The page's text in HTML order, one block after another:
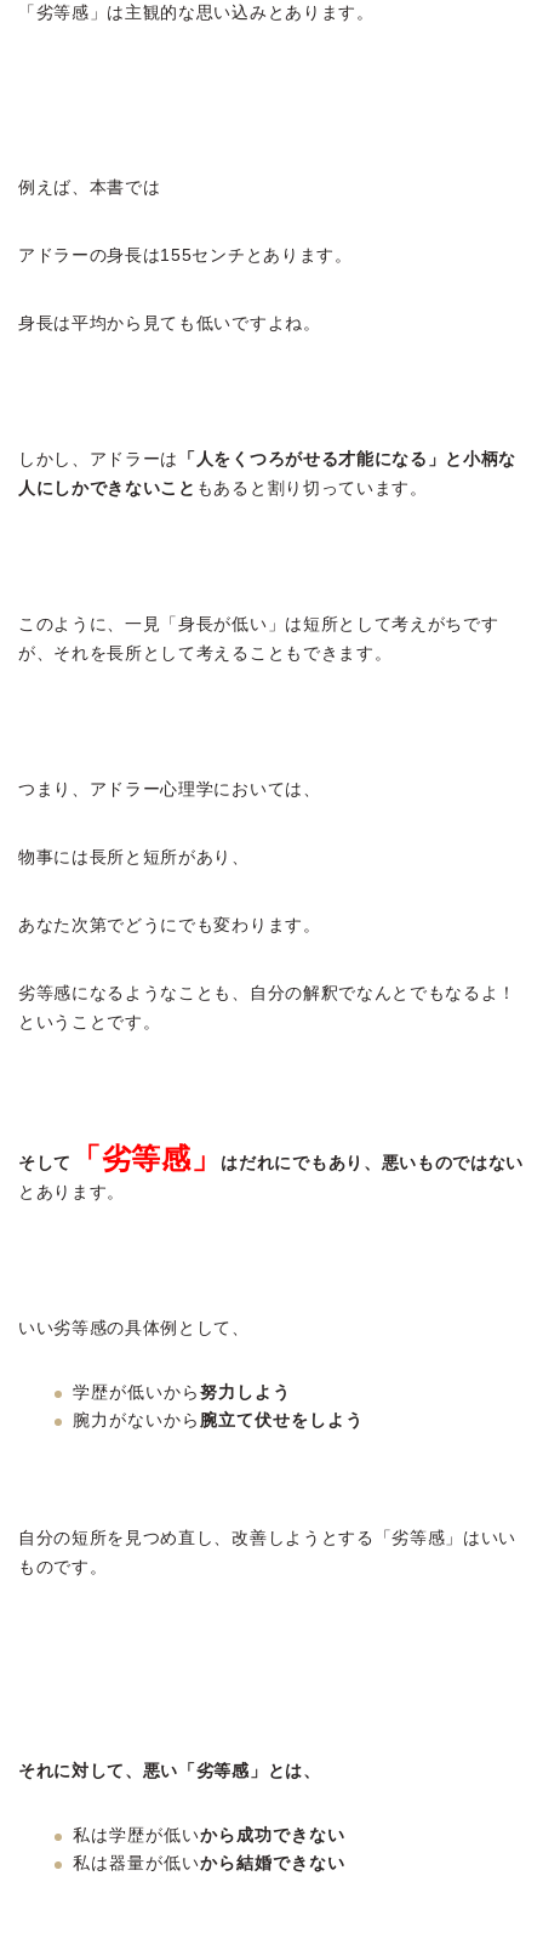
「劣等感」は主観的な思い込みとあります。
例えば、本書では
アドラーの身長は155センチとあります。
身長は平均から見ても低いですよね。
しかし、アドラーは
「人をくつろがせる才能になる」と小柄な
人にしかできないこと もあると割り切っています。
このように、一見「身長が低い」は短所として考えがちです
が、それを長所として考えることもできます。
つまり、アドラー心理学においては、
物事には長所と短所があり、
あなた次第でどうにでも変わります。
劣等感になるようなことも、自分の解釈でなんとでもなるよ！
ということです。
そして 「劣等感」
はだれにでもあり、悪いものではない
とあります。
いい劣等感の具体例として、
学歴が低いから 努力しよう
腕力がないから 腕立て伏せをしよう
自分の短所を見つめ直し、改善しようとする「劣等感」はいい
ものです。
それに対して、悪い「劣等感」とは、
私は学歴が低いから成功できない
私は器量が低いから結婚できない